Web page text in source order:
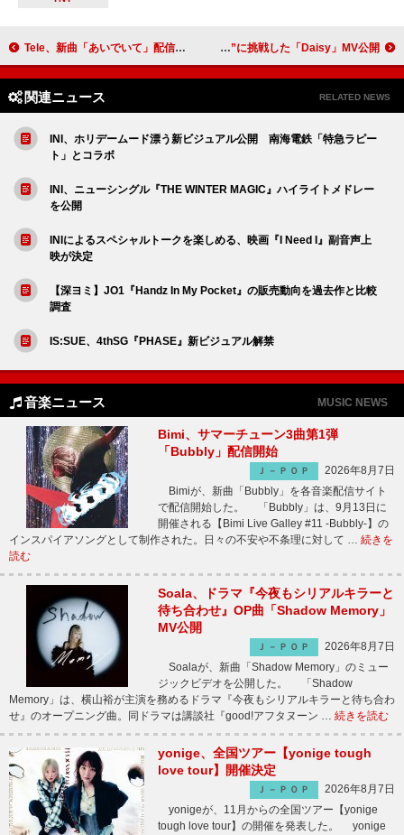
Tele、新曲「あいでいて」配信リリース Lienel、白タキシードで正統派な“カッコよさ”に挑戦した「Daisy」MV公開
関連ニュース RELATED NEWS
INI、ホリデームード漂う新ビジュアル公開 南海電鉄「特急ラピー
ト」とコラボ
INI、ニューシングル『THE WINTER MAGIC』ハイライトメドレー
を公開
INIによるスペシャルトークを楽しめる、映画『I Need I』副音声上
映が決定
【深ヨミ】JO1『Handz In My Pocket』の販売動向を過去作と比較
調査
IS:SUE、4thSG『PHASE』新ビジュアル解禁
音楽ニュース MUSIC NEWS
Bimi、サマーチューン3曲第1弾
「Bubbly」配信開始
Ｊ－ＰＯＰ
2026年8月7日
Bimiが、新曲「Bubbly」を各音楽配信サイト
で配信開始した。 「Bubbly」は、9月13日に
開催される【Bimi Live Galley #11 -Bubbly-】の
インスパイアソングとして制作された。日々の不安や不条理に対して … 続きを
読む
Soala、ドラマ『今夜もシリアルキラーと
待ち合わせ』OP曲「Shadow Memory」
MV公開
Ｊ－ＰＯＰ
2026年8月7日
Soalaが、新曲「Shadow Memory」のミュー
ジックビデオを公開した。 「Shadow
Memory」は、横山裕が主演を務めるドラマ『今夜もシリアルキラーと待ち合わ
せ』のオープニング曲。同ドラマは講談社『good!アフタヌーン … 続きを読む
yonige、全国ツアー【yonige tough
love tour】開催決定
Ｊ－ＰＯＰ
2026年8月7日
yonigeが、11月からの全国ツアー【yonige
tough love tour】の開催を発表した。 yonige